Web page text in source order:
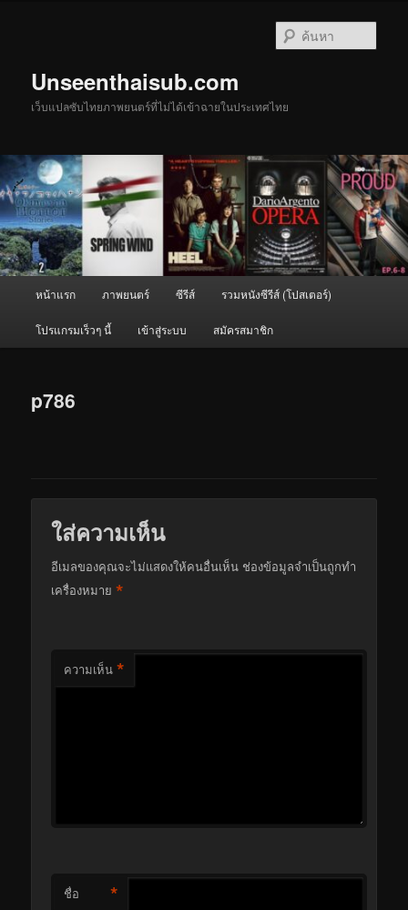
Unseenthaisub.com
เว็บแปลซับไทยภาพยนตร์ที่ไม่ได้เข้าฉายในประเทศไทย
หน้าแรก ภาพยนตร์ ซีรีส์ รวมหนังซีรีส์ (โปสเตอร์)
โปรแกรมเร็วๆ นี้ เข้าสู่ระบบ สมัครสมาชิก
p786
ใส่ความเห็น
อีเมลของคุณจะไม่แสดงให้คนอื่นเห็น ช่องข้อมูลจำเป็นถูกทำ
เครื่องหมาย*
ความเห็น *
ชื่อ *